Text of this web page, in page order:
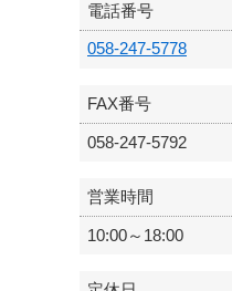
電話番号
058-247-5778
FAX番号
058-247-5792
営業時間
10:00～18:00